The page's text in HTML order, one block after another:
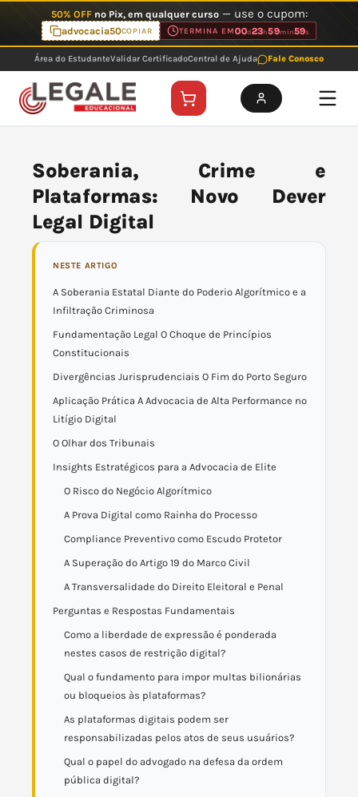
o
conteúdo
50% OFFno Pix, em qualquer curso— use o cupom:
advocacia50COPIAR TERMINA EM00d23h59min59s
Área do EstudanteValidar CertificadoCentral de Ajuda Fale Conosco
Soberania, Crime e
Plataformas: Novo Dever
Legal Digital
NESTE ARTIGO
A Soberania Estatal Diante do Poderio Algorítmico e a
Infiltração Criminosa
Fundamentação Legal O Choque de Princípios
Constitucionais
Divergências Jurisprudenciais O Fim do Porto Seguro
Aplicação Prática A Advocacia de Alta Performance no
Litígio Digital
O Olhar dos Tribunais
Insights Estratégicos para a Advocacia de Elite
O Risco do Negócio Algorítmico
A Prova Digital como Rainha do Processo
Compliance Preventivo como Escudo Protetor
A Superação do Artigo 19 do Marco Civil
A Transversalidade do Direito Eleitoral e Penal
Perguntas e Respostas Fundamentais
Como a liberdade de expressão é ponderada
nestes casos de restrição digital?
Qual o fundamento para impor multas bilionárias
ou bloqueios às plataformas?
As plataformas digitais podem ser
responsabilizadas pelos atos de seus usuários?
Qual o papel do advogado na defesa da ordem
pública digital?